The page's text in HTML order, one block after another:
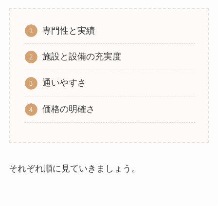
専門性と実績
施設と設備の充実度
通いやすさ
価格の明確さ
それぞれ順に見ていきましょう。